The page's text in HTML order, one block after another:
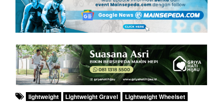
lightweight Lightweight Gravel
Lightweight Wheelset